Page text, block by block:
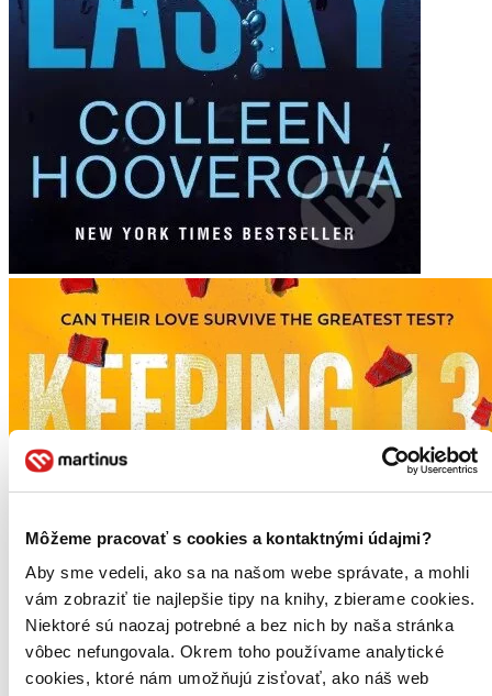
Môžeme pracovať s cookies a kontaktnými údajmi?
Aby sme vedeli, ako sa na našom webe správate, a mohli
vám zobraziť tie najlepšie tipy na knihy, zbierame cookies.
Niektoré sú naozaj potrebné a bez nich by naša stránka
vôbec nefungovala. Okrem toho používame analytické
cookies, ktoré nám umožňujú zisťovať, ako náš web